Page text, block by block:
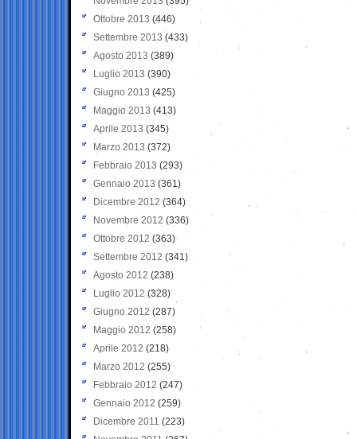
Ottobre 2013 (446)
Settembre 2013 (433)
Agosto 2013 (389)
Luglio 2013 (390)
Giugno 2013 (425)
Maggio 2013 (413)
Aprile 2013 (345)
Marzo 2013 (372)
Febbraio 2013 (293)
Gennaio 2013 (361)
Dicembre 2012 (364)
Novembre 2012 (336)
Ottobre 2012 (363)
Settembre 2012 (341)
Agosto 2012 (238)
Luglio 2012 (328)
Giugno 2012 (287)
Maggio 2012 (258)
Aprile 2012 (218)
Marzo 2012 (255)
Febbraio 2012 (247)
Gennaio 2012 (259)
Dicembre 2011 (223)